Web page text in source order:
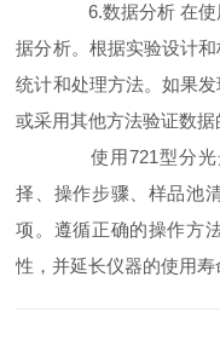
6.数据分析 在使
据分析。根据实验设计
统计和处理方法。如果
或采用其他方法验证数据
使用721型分光
择、操作步骤、样品池
项。遵循正确的操作方
性，并延长仪器的使用寿